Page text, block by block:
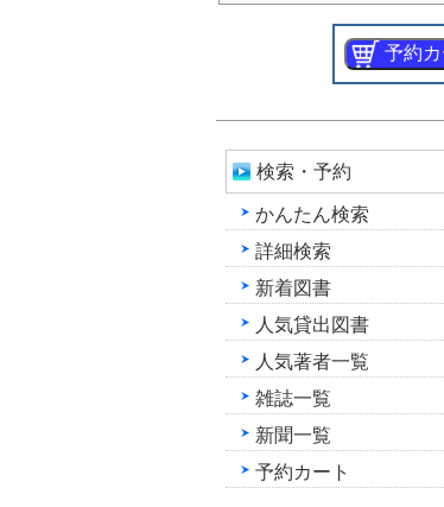
検索・予約
かんたん検索
詳細検索
新着図書
人気貸出図書
人気著者一覧
雑誌一覧
新聞一覧
予約カート